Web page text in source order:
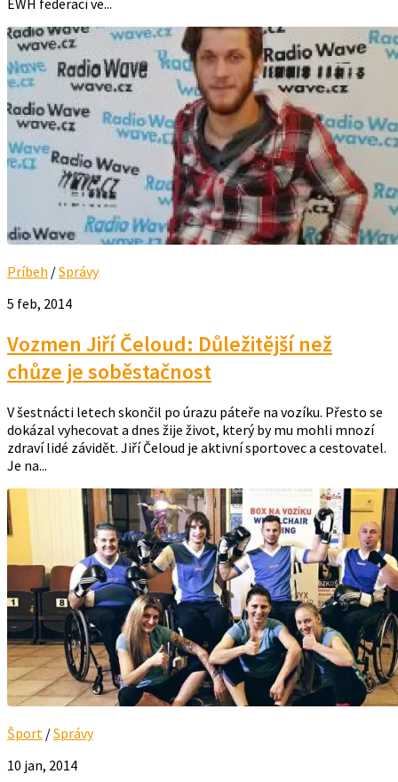
Príbeh /Správy
5 feb, 2014
Vozmen Jiří Čeloud: Důležitější než
chůze je soběstačnost
V šestnácti letech skončil po úrazu páteře na vozíku. Přesto se
dokázal vyhecovat a dnes žije život, který by mu mohli mnozí
zdraví lidé závidět. Jiří Čeloud je aktivní sportovec a cestovatel.
Je na...
Šport /Správy
10 jan, 2014